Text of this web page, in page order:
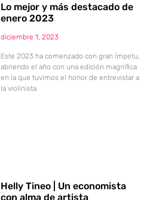
Lo mejor y más destacado de
enero 2023
diciembre 1, 2023
Este 2023 ha comenzado con gran ímpetu,
abriendo el año con una edición magnífica
en la que tuvimos el honor de entrevistar a
la violinista
Helly Tineo | Un economista
con alma de artista